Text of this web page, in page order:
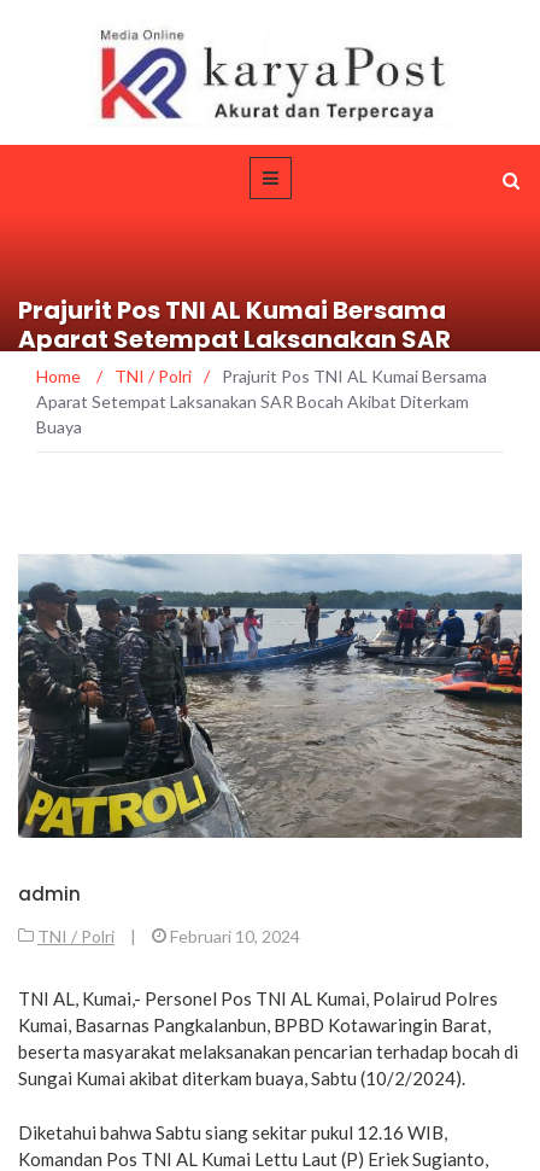
Prajurit Pos TNI AL Kumai Bersama
Aparat Setempat Laksanakan SAR
Bocah Akibat Diterkam Buaya
Home / TNI / Polri /
Prajurit Pos TNI AL Kumai Bersama
Aparat Setempat Laksanakan SAR Bocah Akibat Diterkam
Buaya
admin
TNI / Polri | Februari 10, 2024
TNI AL, Kumai,- Personel Pos TNI AL Kumai, Polairud Polres
Kumai, Basarnas Pangkalanbun, BPBD Kotawaringin Barat,
beserta masyarakat melaksanakan pencarian terhadap bocah di
Sungai Kumai akibat diterkam buaya, Sabtu (10/2/2024).
Diketahui bahwa Sabtu siang sekitar pukul 12.16 WIB,
Komandan Pos TNI AL Kumai Lettu Laut (P) Eriek Sugianto,